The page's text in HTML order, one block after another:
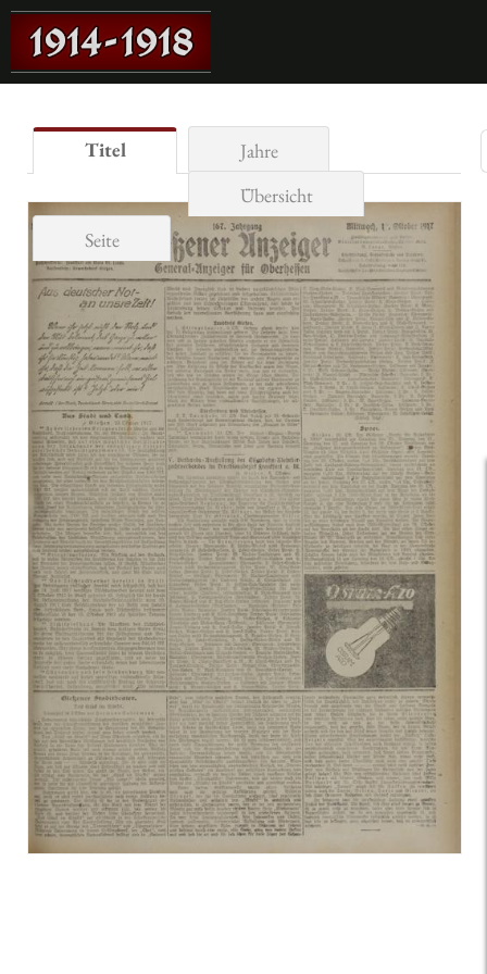
Titel
Jahre
Übersicht
Seite